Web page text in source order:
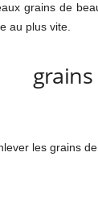
grains de
au plus vite.
les grains